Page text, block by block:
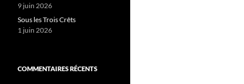
9 juin 2026
Sous les Trois Crêts
1 juin 2026
COMMENTAIRES RÉCENTS